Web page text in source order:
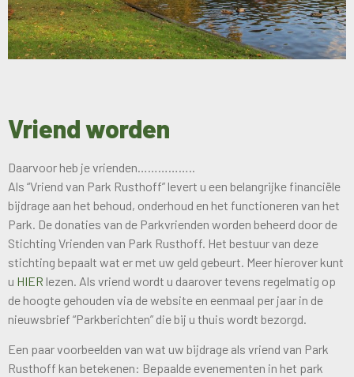
Vriend worden
Daarvoor heb je vrienden……………..
Als “Vriend van Park Rusthoff” levert u een belangrijke financiële
bijdrage aan het behoud, onderhoud en het functioneren van het
Park. De donaties van de Parkvrienden worden beheerd door de
Stichting Vrienden van Park Rusthoff. Het bestuur van deze
stichting bepaalt wat er met uw geld gebeurt. Meer hierover kunt
u HIER lezen. Als vriend wordt u daarover tevens regelmatig op
de hoogte gehouden via de website en eenmaal per jaar in de
nieuwsbrief “Parkberichten” die bij u thuis wordt bezorgd.
Een paar voorbeelden van wat uw bijdrage als vriend van Park
Rusthoff kan betekenen: Bepaalde evenementen in het park